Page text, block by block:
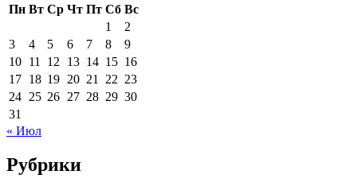
Пн Вт Ср Чт Пт Сб Вс
1
2
3
4 5 6 7 8
9
10 11 12 13 14 15 16
17 18 19 20 21 22 23
24 25 26 27 28 29 30
31
« Июл
Рубрики